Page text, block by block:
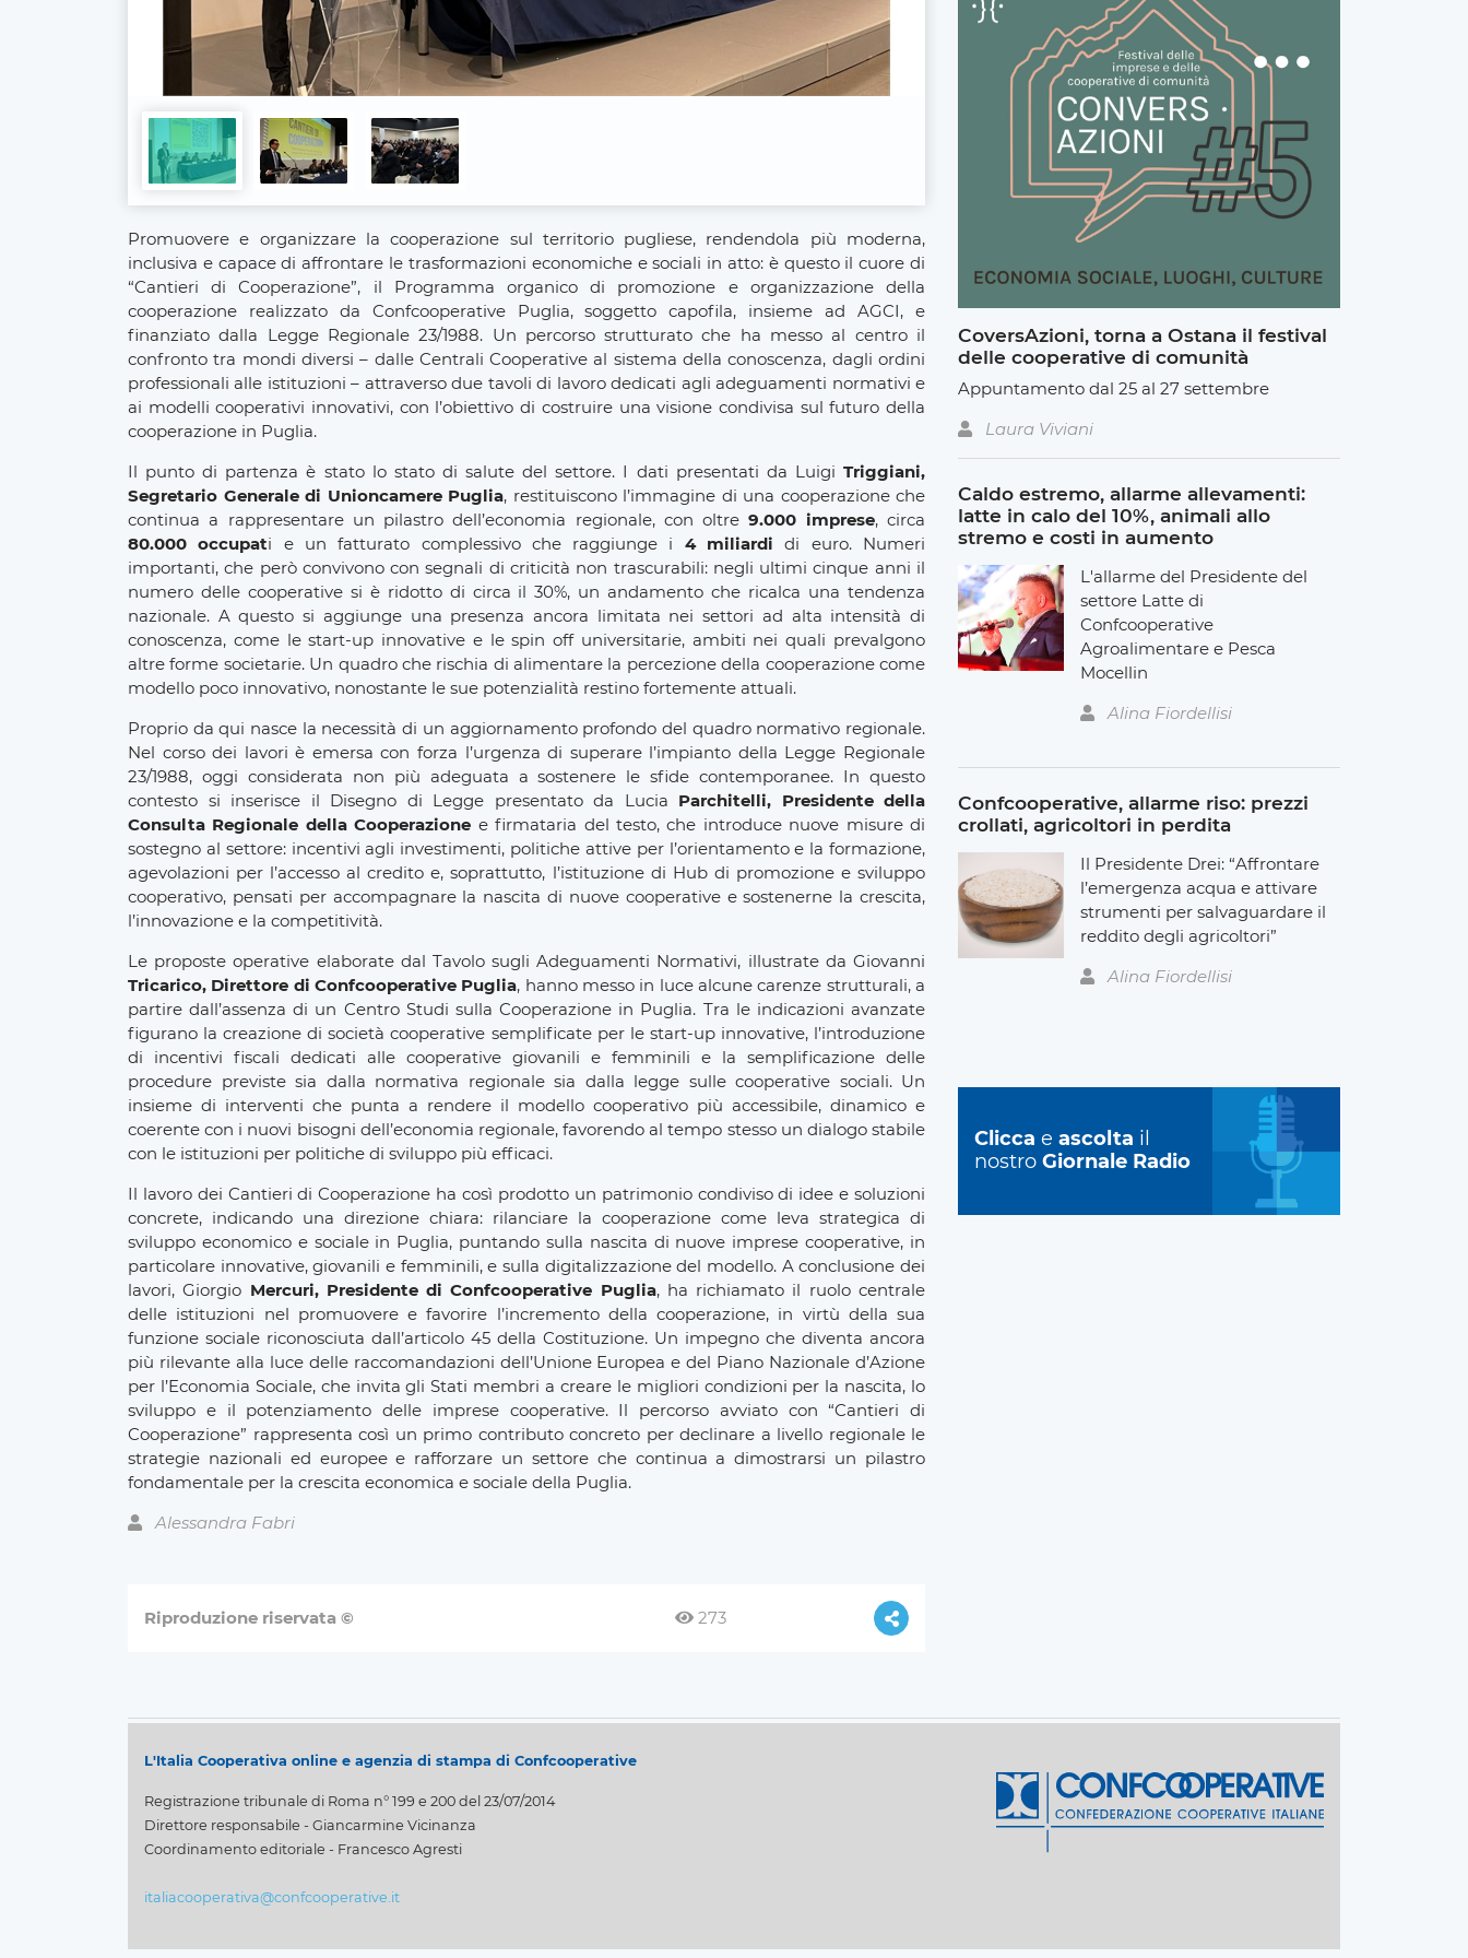
Promuovere e organizzare la cooperazione sul territorio pugliese, rendendola più moderna,
inclusiva e capace di affrontare le trasformazioni economiche e sociali in atto: è questo il cuore di
“Cantieri di Cooperazione”, il Programma organico di promozione e organizzazione della
cooperazione realizzato da Confcooperative Puglia, soggetto capofila, insieme ad AGCI, e
finanziato dalla Legge Regionale 23/1988. Un percorso strutturato che ha messo al centro il
confronto tra mondi diversi – dalle Centrali Cooperative al sistema della conoscenza, dagli ordini
professionali alle istituzioni – attraverso due tavoli di lavoro dedicati agli adeguamenti normativi e
ai modelli cooperativi innovativi, con l’obiettivo di costruire una visione condivisa sul futuro della
cooperazione in Puglia.
Il punto di partenza è stato lo stato di salute del settore. I dati presentati da Luigi Triggiani,
Segretario Generale di Unioncamere Puglia, restituiscono l’immagine di una cooperazione che
continua a rappresentare un pilastro dell’economia regionale, con oltre 9.000 imprese, circa
80.000 occupati e un fatturato complessivo che raggiunge i 4 miliardi di euro. Numeri
importanti, che però convivono con segnali di criticità non trascurabili: negli ultimi cinque anni il
numero delle cooperative si è ridotto di circa il 30%, un andamento che ricalca una tendenza
nazionale. A questo si aggiunge una presenza ancora limitata nei settori ad alta intensità di
conoscenza, come le start-up innovative e le spin off universitarie, ambiti nei quali prevalgono
altre forme societarie. Un quadro che rischia di alimentare la percezione della cooperazione come
modello poco innovativo, nonostante le sue potenzialità restino fortemente attuali.
Proprio da qui nasce la necessità di un aggiornamento profondo del quadro normativo regionale.
Nel corso dei lavori è emersa con forza l’urgenza di superare l’impianto della Legge Regionale
23/1988, oggi considerata non più adeguata a sostenere le sfide contemporanee. In questo
contesto si inserisce il Disegno di Legge presentato da Lucia Parchitelli, Presidente della
Consulta Regionale della Cooperazione e firmataria del testo, che introduce nuove misure di
sostegno al settore: incentivi agli investimenti, politiche attive per l’orientamento e la formazione,
agevolazioni per l’accesso al credito e, soprattutto, l’istituzione di Hub di promozione e sviluppo
cooperativo, pensati per accompagnare la nascita di nuove cooperative e sostenerne la crescita,
l’innovazione e la competitività.
Le proposte operative elaborate dal Tavolo sugli Adeguamenti Normativi, illustrate da Giovanni
Tricarico, Direttore di Confcooperative Puglia, hanno messo in luce alcune carenze strutturali, a
partire dall’assenza di un Centro Studi sulla Cooperazione in Puglia. Tra le indicazioni avanzate
figurano la creazione di società cooperative semplificate per le start-up innovative, l’introduzione
di incentivi fiscali dedicati alle cooperative giovanili e femminili e la semplificazione delle
procedure previste sia dalla normativa regionale sia dalla legge sulle cooperative sociali. Un
insieme di interventi che punta a rendere il modello cooperativo più accessibile, dinamico e
coerente con i nuovi bisogni dell’economia regionale, favorendo al tempo stesso un dialogo stabile
con le istituzioni per politiche di sviluppo più efficaci.
Il lavoro dei Cantieri di Cooperazione ha così prodotto un patrimonio condiviso di idee e soluzioni
concrete, indicando una direzione chiara: rilanciare la cooperazione come leva strategica di
sviluppo economico e sociale in Puglia, puntando sulla nascita di nuove imprese cooperative, in
particolare innovative, giovanili e femminili, e sulla digitalizzazione del modello. A conclusione dei
lavori, Giorgio Mercuri, Presidente di Confcooperative Puglia, ha richiamato il ruolo centrale
delle istituzioni nel promuovere e favorire l’incremento della cooperazione, in virtù della sua
funzione sociale riconosciuta dall’articolo 45 della Costituzione. Un impegno che diventa ancora
più rilevante alla luce delle raccomandazioni dell’Unione Europea e del Piano Nazionale d’Azione
per l’Economia Sociale, che invita gli Stati membri a creare le migliori condizioni per la nascita, lo
sviluppo e il potenziamento delle imprese cooperative. Il percorso avviato con “Cantieri di
Cooperazione” rappresenta così un primo contributo concreto per declinare a livello regionale le
strategie nazionali ed europee e rafforzare un settore che continua a dimostrarsi un pilastro
fondamentale per la crescita economica e sociale della Puglia.
Alessandra Fabri
Riproduzione riservata © 273
CoversAzioni, torna a Ostana il festival
delle cooperative di comunità
Appuntamento dal 25 al 27 settembre
Laura Viviani
Caldo estremo, allarme allevamenti:
latte in calo del 10%, animali allo
stremo e costi in aumento
L'allarme del Presidente del
settore Latte di
Confcooperative
Agroalimentare e Pesca
Mocellin
Alina Fiordellisi
Confcooperative, allarme riso: prezzi
crollati, agricoltori in perdita
Il Presidente Drei: “Affrontare
l’emergenza acqua e attivare
strumenti per salvaguardare il
reddito degli agricoltori”
Alina Fiordellisi
Clicca e ascolta il
nostro Giornale Radio
L'Italia Cooperativa online e agenzia di stampa di Confcooperative
Registrazione tribunale di Roma n° 199 e 200 del 23/07/2014
Direttore responsabile - Giancarmine Vicinanza
Coordinamento editoriale - Francesco Agresti
italiacooperativa@confcooperative.it